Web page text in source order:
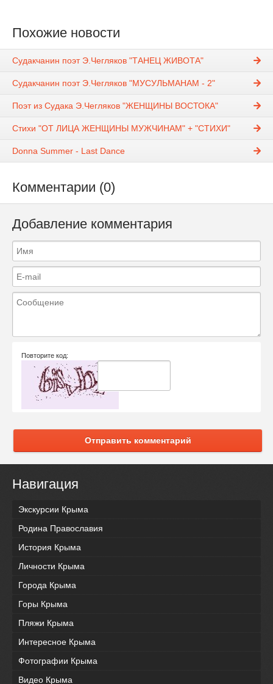
Похожие новости
Судакчанин поэт Э.Чегляков "ТАНЕЦ ЖИВОТА"
Судакчанин поэт Э.Чегляков "МУСУЛЬМАНАМ - 2"
Поэт из Судака Э.Чегляков "ЖЕНЩИНЫ ВОСТОКА"
Стихи "ОТ ЛИЦА ЖЕНЩИНЫ МУЖЧИНАМ" + "СТИХИ"
Donna Summer - Last Dance
Комментарии (0)
Добавление комментария
Повторите код:
Отправить комментарий
Навигация
Экскурсии Крыма
Родина Православия
История Крыма
Личности Крыма
Города Крыма
Горы Крыма
Пляжи Крыма
Интересное Крыма
Фотографии Крыма
Видео Крыма